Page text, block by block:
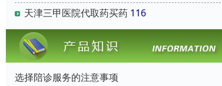
天津三甲医院代取药买药 116
选择陪诊服务的注意事项